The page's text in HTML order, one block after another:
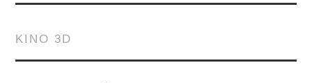
KINO 3D